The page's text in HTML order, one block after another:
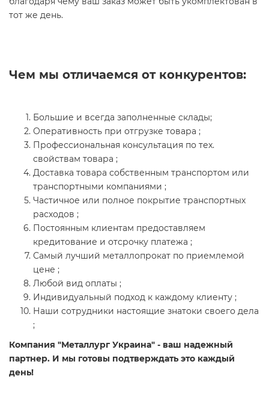
тот же день.
Чем мы отличаемся от конкурентов:
Большие и всегда заполненные склады;
Оперативность при отгрузке товара ;
Профессиональная консультация по тех.
свойствам товара ;
Доставка товара собственным транспортом или
транспортными компаниями ;
Частичное или полное покрытие транспортных
расходов ;
Постоянным клиентам предоставляем
кредитование и отсрочку платежа ;
Самый лучший металлопрокат по приемлемой
цене ;
Любой вид оплаты ;
Индивидуальный подход к каждому клиенту ;
Наши сотрудники настоящие знатоки своего дела
;
Компания "Металлург Украина" - ваш надежный
партнер. И мы готовы подтверждать это каждый
день!